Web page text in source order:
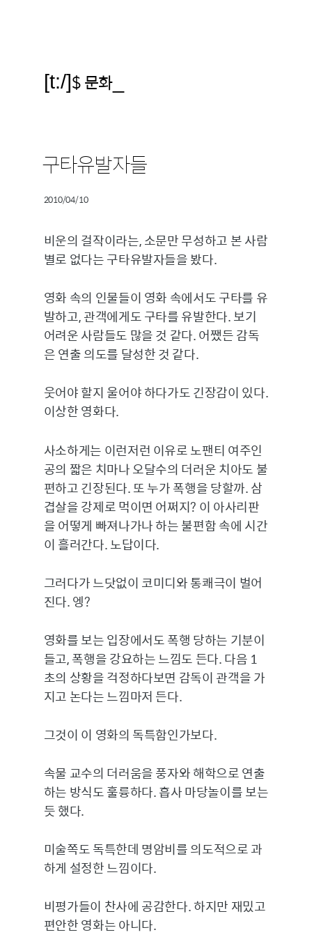
[t:/]$ 문화_
구타유발자들
2010/04/10
비운의 걸작이라는, 소문만 무성하고 본 사람
별로 없다는 구타유발자들을 봤다.
영화 속의 인물들이 영화 속에서도 구타를 유
발하고, 관객에게도 구타를 유발한다. 보기
어려운 사람들도 많을 것 같다. 어쨌든 감독
은 연출 의도를 달성한 것 같다.
웃어야 할지 울어야 하다가도 긴장감이 있다.
이상한 영화다.
사소하게는 이런저런 이유로 노팬티 여주인
공의 짧은 치마나 오달수의 더러운 치아도 불
편하고 긴장된다. 또 누가 폭행을 당할까. 삼
겹살을 강제로 먹이면 어쩌지? 이 아사리판
을 어떻게 빠져나가나 하는 불편함 속에 시간
이 흘러간다. 노답이다.
그러다가 느닷없이 코미디와 통쾌극이 벌어
진다. 엥?
영화를 보는 입장에서도 폭행 당하는 기분이
들고, 폭행을 강요하는 느낌도 든다. 다음 1
초의 상황을 걱정하다보면 감독이 관객을 가
지고 논다는 느낌마저 든다.
그것이 이 영화의 독특함인가보다.
속물 교수의 더러움을 풍자와 해학으로 연출
하는 방식도 훌륭하다. 흡사 마당놀이를 보는
듯 했다.
미술쪽도 독특한데 명암비를 의도적으로 과
하게 설정한 느낌이다.
비평가들이 찬사에 공감한다. 하지만 재밌고
편안한 영화는 아니다.